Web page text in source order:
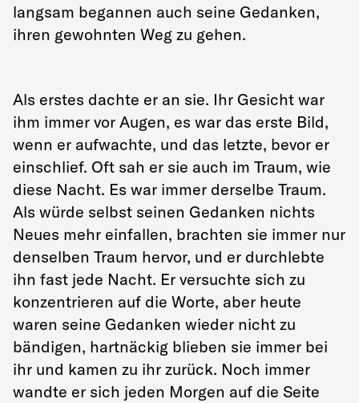
langsam begannen auch seine Gedanken,
ihren gewohnten Weg zu gehen.
Als erstes dachte er an sie. Ihr Gesicht war
ihm immer vor Augen, es war das erste Bild,
wenn er aufwachte, und das letzte, bevor er
einschlief. Oft sah er sie auch im Traum, wie
diese Nacht. Es war immer derselbe Traum.
Als würde selbst seinen Gedanken nichts
Neues mehr einfallen, brachten sie immer nur
denselben Traum hervor, und er durchlebte
ihn fast jede Nacht. Er versuchte sich zu
konzentrieren auf die Worte, aber heute
waren seine Gedanken wieder nicht zu
bändigen, hartnäckig blieben sie immer bei
ihr und kamen zu ihr zurück. Noch immer
wandte er sich jeden Morgen auf die Seite